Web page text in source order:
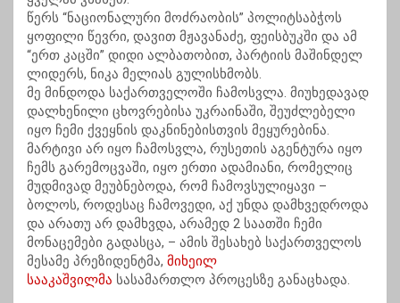
წერს “ნაციონალური მოძრაობის” პოლიტსაბჭოს
ყოფილი წევრი, დავით მჟავანაძე, ფეისბუკში და ამ
“ერთ კაცში” დიდი ალბათობით, პარტიის მაშინდელ
ლიდერს, ნიკა მელიას გულისხმობს.
მე მინდოდა საქართველოში ჩამოსვლა. მიუხედავად
დალხენილი ცხოვრებისა უკრაინაში, შეუძლებელი
იყო ჩემი ქვეყნის დაკნინებისთვის მეყურებინა.
მარტივი არ იყო ჩამოსვლა, რუსეთის აგენტურა იყო
ჩემს გარემოცვაში, იყო ერთი ადამიანი, რომელიც
მუდმივად მეუბნებოდა, რომ ჩამოვსულიყავი –
ბოლოს, როდესაც ჩამოვედი, აქ უნდა დამხვედროდა
და არათუ არ დამხვდა, არამედ 2 საათში ჩემი
მონაცემები გადასცა, – ამის შესახებ საქართველოს
მესამე პრეზიდენტმა, მიხეილ
სააკაშვილმა სასამართლო პროცესზე განაცხადა.